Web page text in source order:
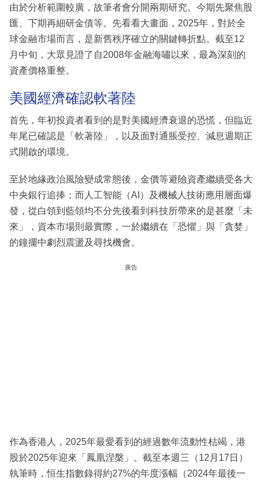
由於分析範圍較廣，故筆者會分開兩期研究。今期先聚焦股
匯、下期再細研金債等。先看看大畫面，2025年，對於全
球金融市場而言，是新舊秩序確立的關鍵轉折點。截至12
月中旬，大眾見證了自2008年金融海嘯以來，最為深刻的
資產價格重整。
美國經濟確認軟著陸
首先，年初投資者看到的是對美國經濟衰退的恐慌，但臨近
年尾已確認是「軟著陸」，以及面對通脹受控、減息週期正
式開啟的環境。
至於地緣政治風險變成常態後，金價等避險資產繼續受各大
中央銀行追捧；而人工智能（AI）及機械人技術應用層面爆
發，從白領到藍領均不分先後看到科技所帶來的是甚麼「未
來」，資本市場則最實際，一於繼續在「恐懼」與「貪婪」
的鐘擺中劇烈震盪及尋找機會。
廣告
作為香港人，2025年最愛看到的經過數年流動性枯竭，港
股於2025年迎來「鳳凰涅槃」。截至本週三（12月17日）
執筆時，恒生指數錄得約27%的年度漲幅（2024年最後一